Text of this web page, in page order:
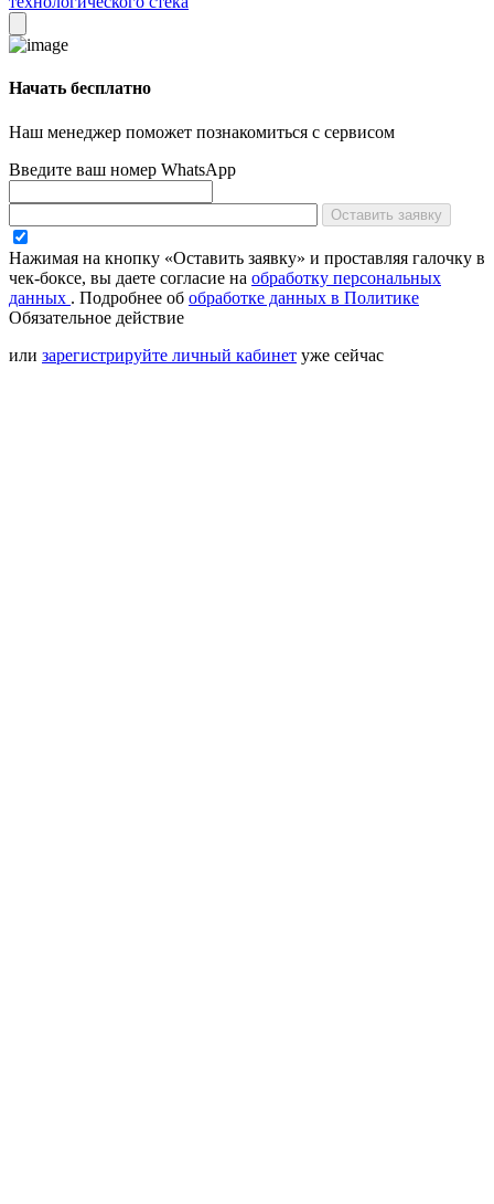
Начать бесплатно
Наш менеджер поможет познакомиться с сервисом
Введите ваш номер WhatsApp
Оставить заявку
Нажимая на кнопку «Оставить заявку» и проставляя галочку в
чек-боксе, вы даете согласие на обработку персональных
данных . Подробнее об обработке данных в Политике
Обязательное действие
или зарегистрируйте личный кабинет уже сейчас